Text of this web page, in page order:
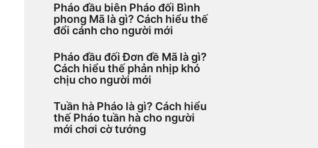
Pháo đầu biên Pháo đối Bình
phong Mã là gì? Cách hiểu thế
đổi cánh cho người mới
Pháo đầu đối Đơn đề Mã là gì?
Cách hiểu thế phản nhịp khó
chịu cho người mới
Tuần hà Pháo là gì? Cách hiểu
thế Pháo tuần hà cho người
mới chơi cờ tướng